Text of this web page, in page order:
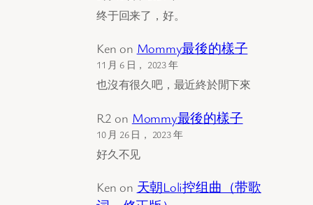
终于回来了，好。
Ken on Mommy最後的樣子
11 月 6 日， 2023 年
也沒有很久吧，最近終於閒下來
R2 on Mommy最後的樣子
10 月 26 日， 2023 年
好久不见
Ken on 天朝Loli控组曲（带歌